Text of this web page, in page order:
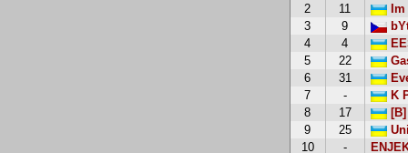
2
11
Im
3
9
4
4
5
22
6
31
7
-
K
8
17
[B]
9
25
10
-